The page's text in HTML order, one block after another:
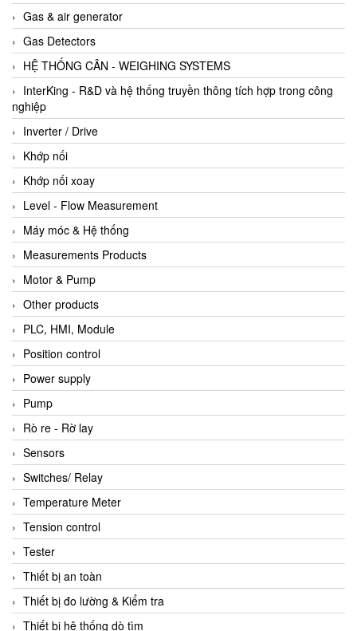
Gas & air generator
Gas Detectors
HỆ THỐNG CÂN - WEIGHING SYSTEMS
InterKing - R&D và hệ thống truyền thông tích hợp trong công
nghiệp
Inverter / Drive
Khớp nối
Khớp nối xoay
Level - Flow Measurement
Máy móc & Hệ thống
Measurements Products
Motor & Pump
Other products
PLC, HMI, Module
Position control
Power supply
Pump
Rò re - Rờ lay
Sensors
Switches/ Relay
Temperature Meter
Tension control
Tester
Thiết bị an toàn
Thiết bị đo lường & Kiểm tra
Thiết bị hệ thống dò tìm